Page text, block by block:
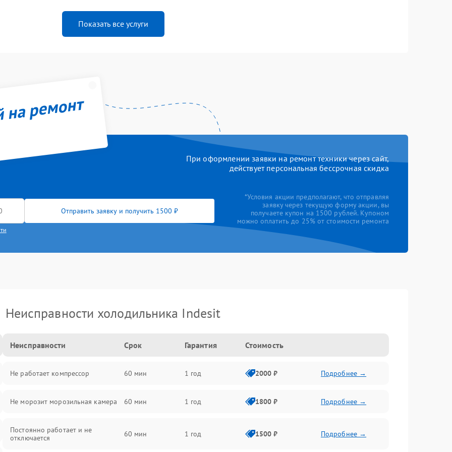
Показать все услуги
ремонт
При оформлении заявки на ремонт техники через сайт,
действует персональная бессрочная скидка
Отправить заявку и получить 1500 ₽
*Условия акции предполагают, что отправляя
заявку через текущую форму акции, вы
получаете купон на 1500 рублей. Купоном
можно оплатить до 25% от стоимости ремонта
Неисправности холодильника Indesit
Неисправности Срок Гарантия Стоимость
Не работает компрессор 60 мин 1 год 2000 ₽ Подробнее →
Не морозит морозильная камера 60 мин 1 год 1800 ₽ Подробнее →
Постоянно работает и не
отключается
60 мин 1 год 1500 ₽ Подробнее →